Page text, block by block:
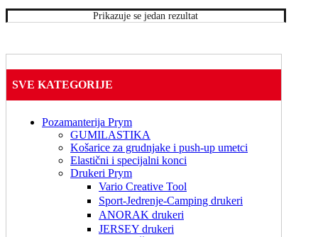
Prikazuje se jedan rezultat
SVE KATEGORIJE
Pozamanterija Prym
GUMILASTIKA
Košarice za grudnjake i push-up umetci
Elastični i specijalni konci
Drukeri Prym
Vario Creative Tool
Sport-Jedrenje-Camping drukeri
ANORAK drukeri
JERSEY drukeri